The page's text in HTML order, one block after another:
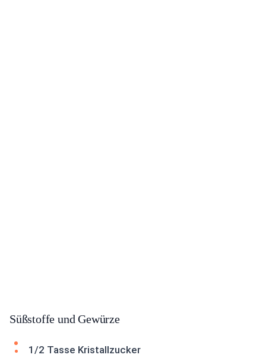
Süßstoffe und Gewürze
1/2 Tasse Kristallzucker